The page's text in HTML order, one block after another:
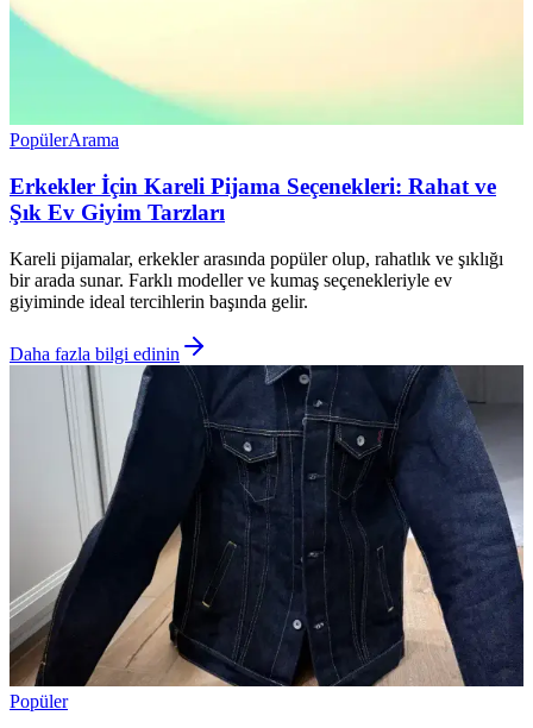
PopülerArama
Erkekler İçin Kareli Pijama Seçenekleri: Rahat ve
Şık Ev Giyim Tarzları
Kareli pijamalar, erkekler arasında popüler olup, rahatlık ve şıklığı
bir arada sunar. Farklı modeller ve kumaş seçenekleriyle ev
giyiminde ideal tercihlerin başında gelir.
Daha fazla bilgi edinin
Popüler